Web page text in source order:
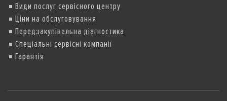
Види послуг сервісного центру
Ціни на обслуговування
Передзакупівельна діагностика
Спеціальні сервісні компанії
Гарантія